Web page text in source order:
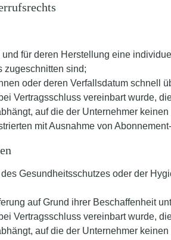
für deren Herstellung eine
zugeschnitten sind;
oder deren Verfallsdatum schnell
Vertragsschluss vereinbart wurde,
auf die der Unternehmer keinen
mit Ausnahme von
Gesundheitsschutzes oder der
auf Grund ihrer Beschaffenheit
Vertragsschluss vereinbart wurde,
auf die der Unternehmer keinen